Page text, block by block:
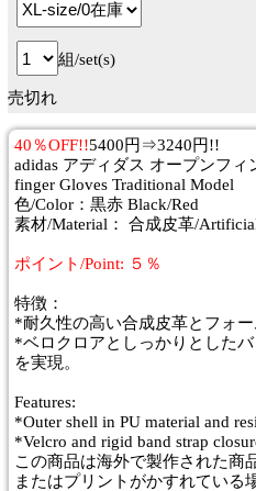
組/set(s)
売切れ
40％OFF!!5400円⇒3240円!!
adidas アディダス オープンフ
finger Gloves Traditional Model
色/Color：黒赤 Black/Red
素材/Material： 合成皮革/
ポイント/Point: ５％
特徴：
*耐久性の高い合成皮革とフォー
*ベロクロアとしっかりとした
を実現。
Features:
*Outer shell in PU material and
*Velcro and rigid band strap
この商品は海外で製作された商
またはプリントがかすれている